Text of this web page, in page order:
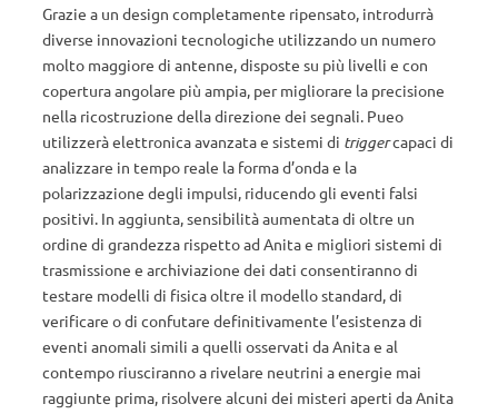
Grazie a un design completamente ripensato, introdurrà
diverse innovazioni tecnologiche utilizzando un numero
molto maggiore di antenne, disposte su più livelli e con
copertura angolare più ampia, per migliorare la precisione
nella ricostruzione della direzione dei segnali. Pueo
utilizzerà elettronica avanzata e sistemi di triggercapaci di
analizzare in tempo reale la forma d’onda e la
polarizzazione degli impulsi, riducendo gli eventi falsi
positivi. In aggiunta, sensibilità aumentata di oltre un
ordine di grandezza rispetto ad Anita e migliori sistemi di
trasmissione e archiviazione dei dati consentiranno di
testare modelli di fisica oltre il modello standard, di
verificare o di confutare definitivamente l’esistenza di
eventi anomali simili a quelli osservati da Anita e al
contempo riusciranno a rivelare neutrini a energie mai
raggiunte prima, risolvere alcuni dei misteri aperti da Anita